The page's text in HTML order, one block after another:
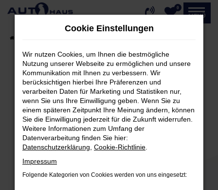
Zum
0
MENÜ
Fehler: Network Error
Beim Laden ist ein Fehler aufgetreten.
Hier sind ein paar Tipps, die dir helfen können:
Überprüfe deine Firewall und deine
Internetverbindung.
Laden andere Webseiten, zum Beispiel deine
Suchmaschine?
Prüfe deine Browsererweiterungen.
Cookie Einstellungen
Wir nutzen Cookies, um Ihnen die bestmögliche
Nutzung unserer Webseite zu ermöglichen und unsere
Kommunikation mit Ihnen zu verbessern. Wir
berücksichtigen hierbei Ihre Präferenzen und
verarbeiten Daten für Marketing und Statistiken nur,
wenn Sie uns Ihre Einwilligung geben. Wenn Sie zu
einem späteren Zeitpunkt Ihre Meinung ändern, können
Sie die Einwilligung jederzeit für die Zukunft widerrufen.
Weitere Informationen zum Umfang der
Datenverarbeitung finden Sie hier:
Datenschutzerklärung Cookie-Richtlinie
Impressum
Folgende Kategorien von Cookies werden von uns eingesetzt: